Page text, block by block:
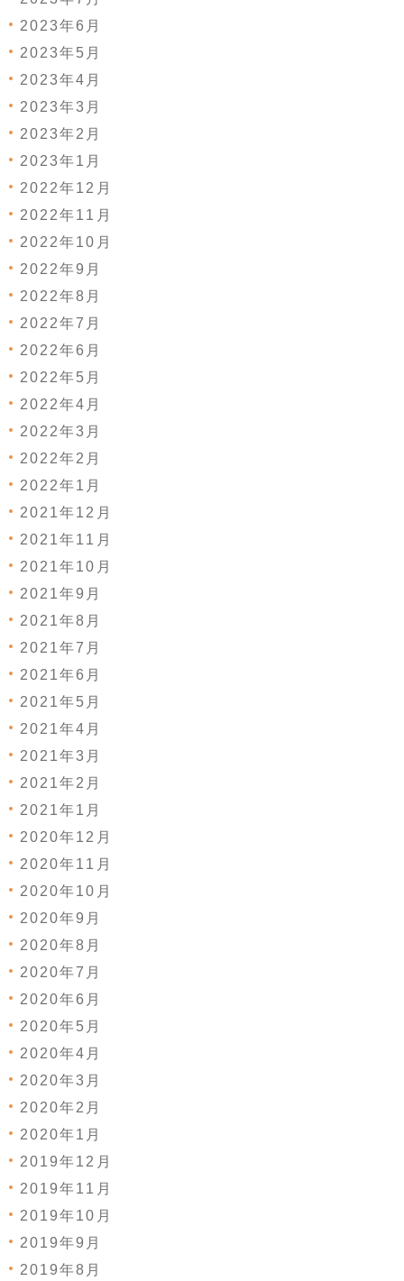
2023年6月
2023年5月
2023年4月
2023年3月
2023年2月
2023年1月
2022年12月
2022年11月
2022年10月
2022年9月
2022年8月
2022年7月
2022年6月
2022年5月
2022年4月
2022年3月
2022年2月
2022年1月
2021年12月
2021年11月
2021年10月
2021年9月
2021年8月
2021年7月
2021年6月
2021年5月
2021年4月
2021年3月
2021年2月
2021年1月
2020年12月
2020年11月
2020年10月
2020年9月
2020年8月
2020年7月
2020年6月
2020年5月
2020年4月
2020年3月
2020年2月
2020年1月
2019年12月
2019年11月
2019年10月
2019年9月
2019年8月